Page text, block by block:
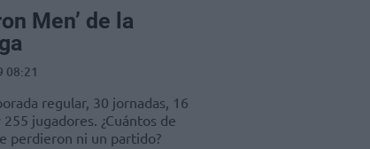
Men’ de la
08:21
regular, 30 jornadas, 16
jugadores. ¿Cuántos de
perdieron ni un partido?